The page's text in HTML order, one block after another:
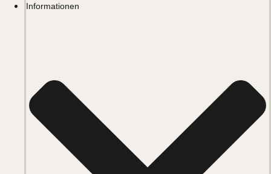
Informationen